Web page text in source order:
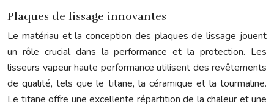
Plaques de lissage innovantes
Le matériau et la conception des plaques de lissage jouent
un rôle crucial dans la performance et la protection. Les
lisseurs vapeur haute performance utilisent des revêtements
de qualité, tels que le titane, la céramique et la tourmaline.
Le titane offre une excellente répartition de la chaleur et une